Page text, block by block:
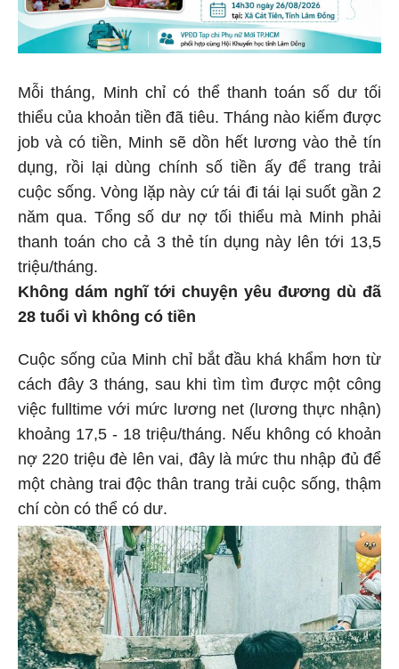
Mỗi tháng, Minh chỉ có thể thanh toán số dư tối
thiểu của khoản tiền đã tiêu. Tháng nào kiếm được
job và có tiền, Minh sẽ dồn hết lương vào thẻ tín
dụng, rồi lại dùng chính số tiền ấy để trang trải
cuộc sống. Vòng lặp này cứ tái đi tái lại suốt gần 2
năm qua. Tổng số dư nợ tối thiểu mà Minh phải
thanh toán cho cả 3 thẻ tín dụng này lên tới 13,5
triệu/tháng.
Không dám nghĩ tới chuyện yêu đương dù đã
28 tuổi vì không có tiền
Cuộc sống của Minh chỉ bắt đầu khá khẩm hơn từ
cách đây 3 tháng, sau khi tìm tìm được một công
việc fulltime với mức lương net (lương thực nhận)
khoảng 17,5 - 18 triệu/tháng. Nếu không có khoản
nợ 220 triệu đè lên vai, đây là mức thu nhập đủ để
một chàng trai độc thân trang trải cuộc sống, thậm
chí còn có thể có dư.